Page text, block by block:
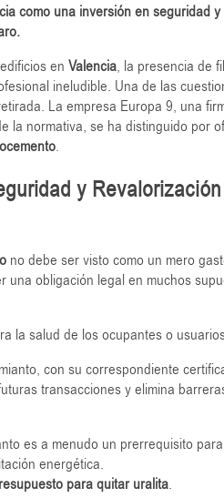
como una inversión en seguridad
en Valencia, la presencia de
ineludible. Una de las
La empresa Europa 9, una
la normativa, se ha distinguido por
.
y
no debe ser visto como un mero
obligación legal en muchos
la salud de los ocupantes o
con su correspondiente
transacciones y elimina
es a menudo un prerrequisito
energética.
para quitar uralita.